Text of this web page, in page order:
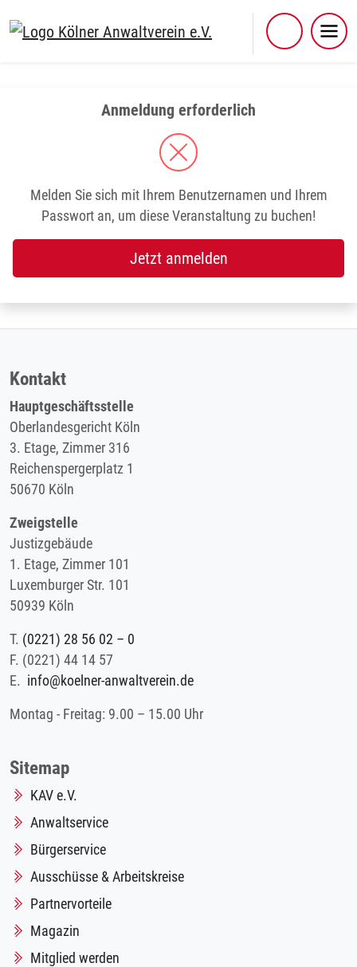
Anmeldung erforderlich
Melden Sie sich mit Ihrem Benutzernamen und Ihrem
Passwort an, um diese Veranstaltung zu buchen!
Jetzt anmelden
Kontakt
Hauptgeschäftsstelle
Oberlandesgericht Köln
3. Etage, Zimmer 316
Reichenspergerplatz 1
50670 Köln
Zweigstelle
Justizgebäude
1. Etage, Zimmer 101
Luxemburger Str. 101
50939 Köln
T. (0221) 28 56 02 – 0
F. (0221) 44 14 57
E. info@koelner-anwaltverein.de
Montag - Freitag: 9.00 – 15.00 Uhr
Sitemap
KAV e.V.
Anwaltservice
Bürgerservice
Ausschüsse & Arbeitskreise
Partnervorteile
Magazin
Mitglied werden